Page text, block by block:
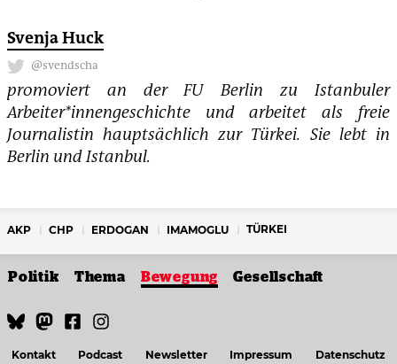
Svenja Huck
@svendscha
promoviert an der FU Berlin zu Istanbuler
Arbeiter*innengeschichte und arbeitet als freie
Journalistin hauptsächlich zur Türkei. Sie lebt in
Berlin und Istanbul.
AKP CHP ERDOGAN IMAMOGLU TÜRKEI
Politik Thema Bewegung Gesellschaft
Kontakt Podcast Newsletter Impressum Datenschutz